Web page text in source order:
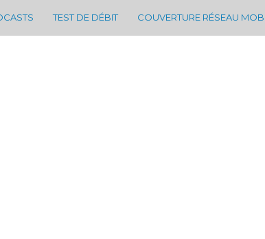
TEST DE DÉBIT COUVERTURE RÉSEAU